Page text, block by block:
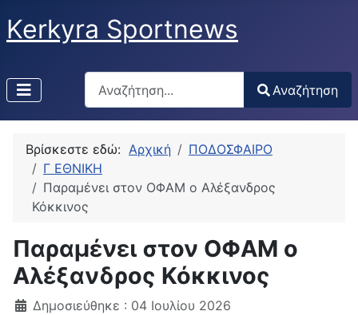
Kerkyra Sportnews
Αναζήτηση
Type 2 or more characters for results.
Αναζήτηση
Βρίσκεστε εδώ: Αρχική
ΠΟΔΟΣΦΑΙΡΟ
Γ ΕΘΝΙΚΗ
Παραμένει στον ΟΦΑΜ ο Αλέξανδρος
Κόκκινος
Παραμένει στον ΟΦΑΜ ο
Αλέξανδρος Κόκκινος
Δημοσιεύθηκε : 04 Ιουλίου 2026